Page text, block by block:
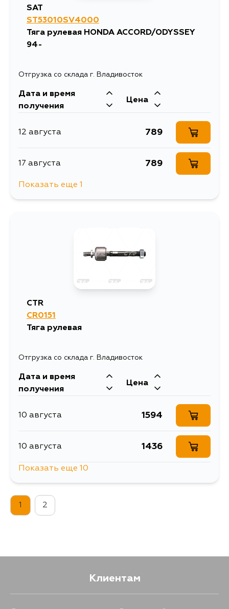
SAT
ST53010SV4000
Тяга рулевая HONDA ACCORD/ODYSSEY
94-
Отгрузка со склада г. Владивосток
Дата и время
получения
Цена
12 августа 789
17 августа 789
Показать еще 1
CTR
CR0151
Тяга рулевая
Отгрузка со склада г. Владивосток
Дата и время
получения
Цена
10 августа 1594
10 августа 1436
10 августа
Показать еще 10
1 2
Клиентам